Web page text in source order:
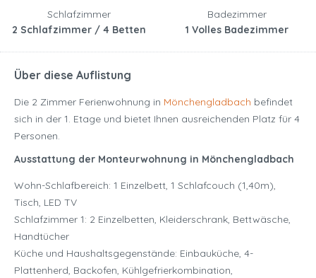
Schlafzimmer
2 Schlafzimmer / 4 Betten
Badezimmer
1 Volles Badezimmer
Über diese Auflistung
Die 2 Zimmer Ferienwohnung in Mönchengladbach befindet
sich in der 1. Etage und bietet Ihnen ausreichenden Platz für 4
Personen.
Ausstattung der Monteurwohnung in Mönchengladbach
Wohn-Schlafbereich: 1 Einzelbett, 1 Schlafcouch (1,40m),
Tisch, LED TV
Schlafzimmer 1: 2 Einzelbetten, Kleiderschrank, Bettwäsche,
Handtücher
Küche und Haushaltsgegenstände: Einbauküche, 4-
Plattenherd, Backofen, Kühlgefrierkombination,